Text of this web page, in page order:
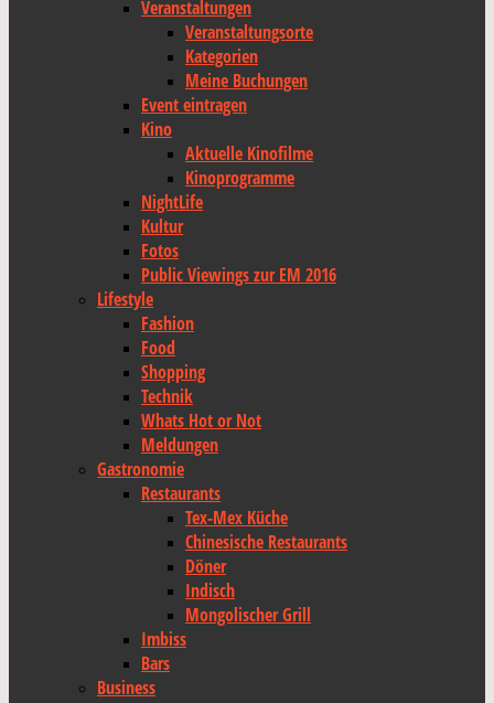
Veranstaltungen
Veranstaltungsorte
Kategorien
Meine Buchungen
Event eintragen
Kino
Aktuelle Kinofilme
Kinoprogramme
NightLife
Kultur
Fotos
Public Viewings zur EM 2016
Lifestyle
Fashion
Food
Shopping
Technik
Whats Hot or Not
Meldungen
Gastronomie
Restaurants
Tex-Mex Küche
Chinesische Restaurants
Döner
Indisch
Mongolischer Grill
Imbiss
Bars
Business